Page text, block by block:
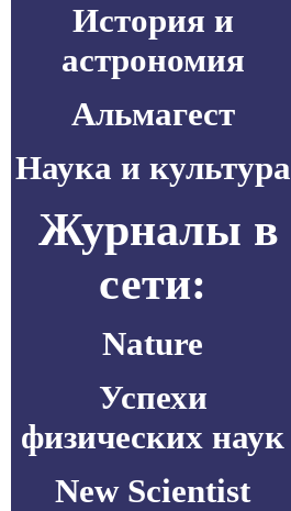
История и
астрономия
Альмагест
Наука и культура
Журналы в
сети:
Nature
Успехи
физических наук
New Scientist